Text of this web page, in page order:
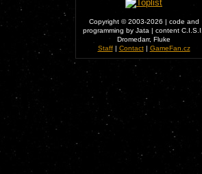
Copyright © 2003-2026 | code and
programming by Jata | content C.I.S.I.,
Dromedarr, Fluke
Staff| Contact| GameFan.cz